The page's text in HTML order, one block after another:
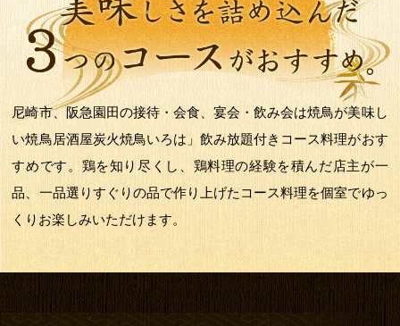
尼崎市、阪急園田の接待・会食、宴会・飲み会は焼鳥が美味し
い焼鳥居酒屋炭火焼鳥いろは」飲み放題付きコース料理がおす
すめです。鶏を知り尽くし、鶏料理の経験を積んだ店主が一
品、一品選りすぐりの品で作り上げたコース料理を個室でゆっ
くりお楽しみいただけます。